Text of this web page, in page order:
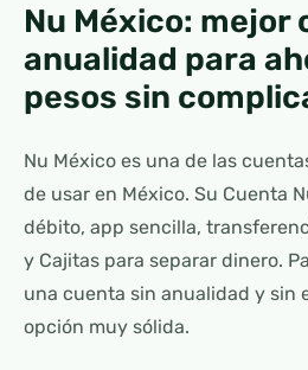
Nu México: mejor
anualidad para
pesos sin
Nu México es una de las
de usar en México. Su Cuenta
débito, app sencilla,
y Cajitas para separar dinero.
una cuenta sin anualidad y sin
opción muy sólida.